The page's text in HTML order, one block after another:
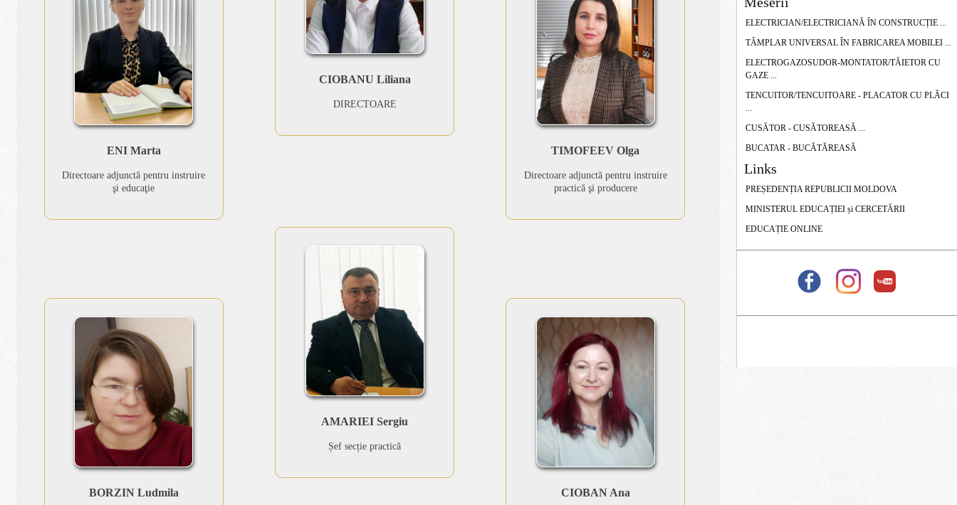
ELECTRICIAN/ELECTRICIANĂ ÎN CONSTRUCȚIE ...
TÂMPLAR UNIVERSAL ÎN FABRICAREA MOBILEI ...
ELECTROGAZOSUDOR-MONTATOR/TĂIETOR CU
GAZE ...
TENCUITOR/TENCUITOARE - PLACATOR CU PLĂCI
...
CUSĂTOR - CUSĂTOREASĂ ...
BUCATAR - BUCĂTĂREASĂ
Links
PREȘEDENȚIA REPUBLICII MOLDOVA
MINISTERUL EDUCAȚIEI și CERCETĂRII
EDUCAȚIE ONLINE
ENI Marta
Directoare adjunctă pentru instruire
şi educaţie
CIOBANU Liliana
DIRECTOARE
TIMOFEEV Olga
Directoare adjunctă pentru instruire
practică şi producere
BORZIN Ludmila
AMARIEI Sergiu
Șef secție practică
CIOBAN Ana